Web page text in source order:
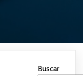
Buscar